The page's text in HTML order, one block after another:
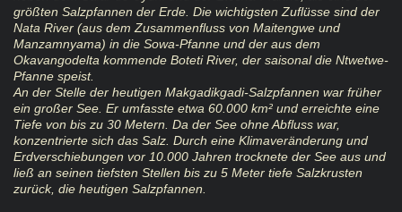
größten Salzpfannen der Erde. Die wichtigsten Zuflüsse sind der
Nata River (aus dem Zusammenfluss von Maitengwe und
Manzamnyama) in die Sowa-Pfanne und der aus dem
Okavangodelta kommende Boteti River, der saisonal die Ntwetwe-
Pfanne speist.
An der Stelle der heutigen Makgadikgadi-Salzpfannen war früher
ein großer See. Er umfasste etwa 60.000 km² und erreichte eine
Tiefe von bis zu 30 Metern. Da der See ohne Abfluss war,
konzentrierte sich das Salz. Durch eine Klimaveränderung und
Erdverschiebungen vor 10.000 Jahren trocknete der See aus und
ließ an seinen tiefsten Stellen bis zu 5 Meter tiefe Salzkrusten
zurück, die heutigen Salzpfannen.